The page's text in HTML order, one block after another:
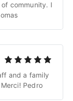
community. I
and a family
Pedro